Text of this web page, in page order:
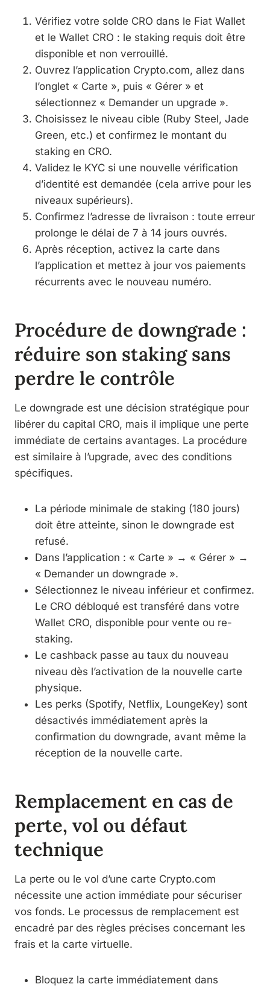
Vérifiez votre solde CRO dans le Fiat Wallet
et le Wallet CRO : le staking requis doit être
disponible et non verrouillé.
Ouvrez l’application Crypto.com, allez dans
l’onglet « Carte », puis « Gérer » et
sélectionnez « Demander un upgrade ».
Choisissez le niveau cible (Ruby Steel, Jade
Green, etc.) et confirmez le montant du
staking en CRO.
Validez le KYC si une nouvelle vérification
d’identité est demandée (cela arrive pour les
niveaux supérieurs).
Confirmez l’adresse de livraison : toute erreur
prolonge le délai de 7 à 14 jours ouvrés.
Après réception, activez la carte dans
l’application et mettez à jour vos paiements
récurrents avec le nouveau numéro.
Procédure de downgrade :
réduire son staking sans
perdre le contrôle
Le downgrade est une décision stratégique pour
libérer du capital CRO, mais il implique une perte
immédiate de certains avantages. La procédure
est similaire à l’upgrade, avec des conditions
spécifiques.
La période minimale de staking (180 jours)
doit être atteinte, sinon le downgrade est
refusé.
Dans l’application : « Carte » → « Gérer » →
« Demander un downgrade ».
Sélectionnez le niveau inférieur et confirmez.
Le CRO débloqué est transféré dans votre
Wallet CRO, disponible pour vente ou re-
staking.
Le cashback passe au taux du nouveau
niveau dès l’activation de la nouvelle carte
physique.
Les perks (Spotify, Netflix, LoungeKey) sont
désactivés immédiatement après la
confirmation du downgrade, avant même la
réception de la nouvelle carte.
Remplacement en cas de
perte, vol ou défaut
technique
La perte ou le vol d’une carte Crypto.com
nécessite une action immédiate pour sécuriser
vos fonds. Le processus de remplacement est
encadré par des règles précises concernant les
frais et la carte virtuelle.
Bloquez la carte immédiatement dans